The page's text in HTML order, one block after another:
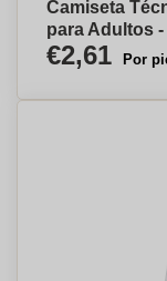
Camiseta
para Adultos -
€2,61 Por